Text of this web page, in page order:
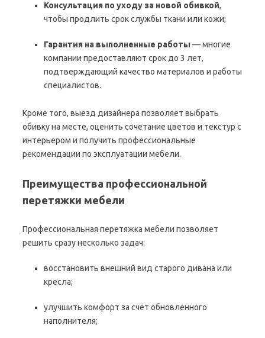
Консультация по уходу за новой обивкой,
чтобы продлить срок службы ткани или кожи;
Гарантия на выполненные работы — многие
компании предоставляют срок до 3 лет,
подтверждающий качество материалов и работы
специалистов.
Кроме того, выезд дизайнера позволяет выбрать
обивку на месте, оценить сочетание цветов и текстур с
интерьером и получить профессиональные
рекомендации по эксплуатации мебели.
Преимущества профессиональной
перетяжки мебели
Профессиональная перетяжка мебели позволяет
решить сразу несколько задач:
восстановить внешний вид старого дивана или
кресла;
улучшить комфорт за счёт обновленного
наполнителя;